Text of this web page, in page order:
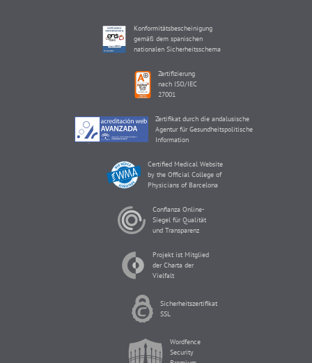
Konformitätsbescheinigung
gemäß dem spanischen
nationalen Sicherheitsschema
Zertifizierung
nach ISO/IEC
27001
Zertifikat durch die andalusische
Agentur für Gesundheitspolitische
Information
Certified Medical Website
by the Official College of
Physicians of Barcelona
Confianza Online-
Siegel für Qualität
und Transparenz
Projekt ist Mitglied
der Charta der
Vielfalt
Sicherheitszertifikat
SSL
Wordfence
Security